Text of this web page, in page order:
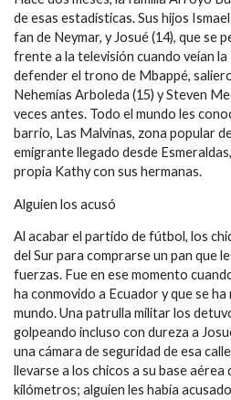
de esas estadísticas. Sus hijos
fan de Neymar, y Josué (14), que se
frente a la televisión cuando veían la
defender el trono de Mbappé,
Nehemías Arboleda (15) y Steven
veces antes. Todo el mundo les
barrio, Las Malvinas, zona popular
emigrante llegado desde
propia Kathy con sus hermanas.
Alguien los acusó
Al acabar el partido de fútbol, los
del Sur para comprarse un pan que
fuerzas. Fue en ese momento
ha conmovido a Ecuador y que se
mundo. Una patrulla militar los
golpeando incluso con dureza a
una cámara de seguridad de esa
llevarse a los chicos a su base aérea
kilómetros; alguien les había